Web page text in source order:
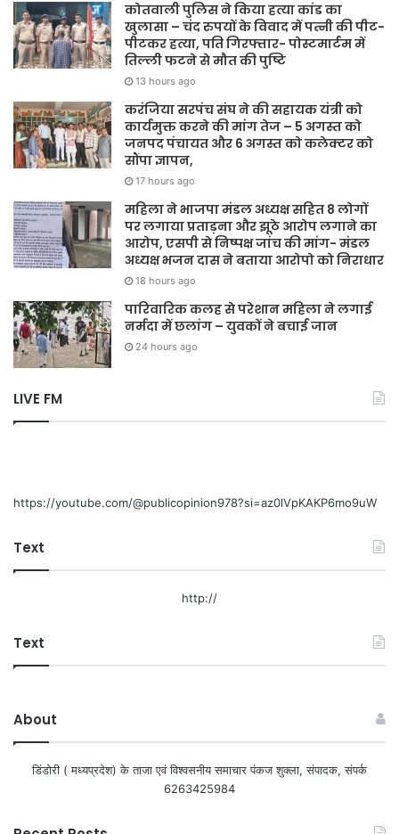
कोतवाली पुलिस ने किया हत्या कांड का
खुलासा – चंद रुपयों के विवाद में पत्नी की पीट-
पीटकर हत्या, पति गिरफ्तार- पोस्टमार्टम में
तिल्ली फटने से मौत की पुष्टि
13 hours ago
करंजिया सरपंच संघ ने की सहायक यंत्री को
कार्यमुक्त करने की मांग तेज – 5 अगस्त को
जनपद पंचायत और 6 अगस्त को कलेक्टर को
सौंपा ज्ञापन,
17 hours ago
महिला ने भाजपा मंडल अध्यक्ष सहित 8 लोगों
पर लगाया प्रताड़ना और झूठे आरोप लगाने का
आरोप, एसपी से निष्पक्ष जांच की मांग- मंडल
अध्यक्ष भजन दास ने बताया आरोपो को निराधार
18 hours ago
पारिवारिक कलह से परेशान महिला ने लगाई
नर्मदा में छलांग – युवकों ने बचाई जान
24 hours ago
LIVE FM
https://youtube.com/@publicopinion978?si=az0lVpKAKP6mo9uW
Text
http://
Text
About
डिंडोरी ( मध्यप्रदेश) के ताजा एवं विश्वसनीय समाचार पंकज शुक्ला, संपादक, संपर्क
6263425984